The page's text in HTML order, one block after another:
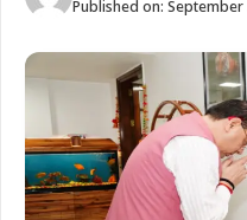
Published on: September